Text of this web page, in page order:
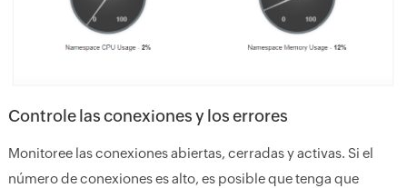
Controle las conexiones y los errores
Monitoree las conexiones abiertas, cerradas y activas. Si el
número de conexiones es alto, es posible que tenga que